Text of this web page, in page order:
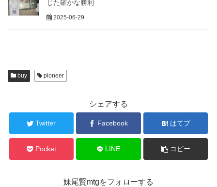
じた確かな勝利
2025-06-29
buy pioneer
シェアする
Twitter Facebook はてブ
Pocket LINE コピー
妹尾賢mtgをフォローする